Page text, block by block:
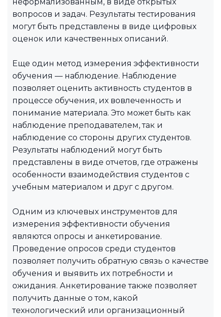
вопросов и задач. Результаты тестирования
могут быть представлены в виде цифровых
оценок или качественных описаний.
Еще один метод измерения эффективности
обучения — наблюдение. Наблюдение
позволяет оценить активность студентов в
процессе обучения, их вовлеченность и
понимание материала. Это может быть как
наблюдение преподавателем, так и
наблюдение со стороны других студентов.
Результаты наблюдений могут быть
представлены в виде отчетов, где отражены
особенности взаимодействия студентов с
учебным материалом и друг с другом.
Одним из ключевых инструментов для
измерения эффективности обучения
являются опросы и анкетирование.
Проведение опросов среди студентов
позволяет получить обратную связь о качестве
обучения и выявить их потребности и
ожидания. Анкетирование также позволяет
получить данные о том, какой
технологический или организационный